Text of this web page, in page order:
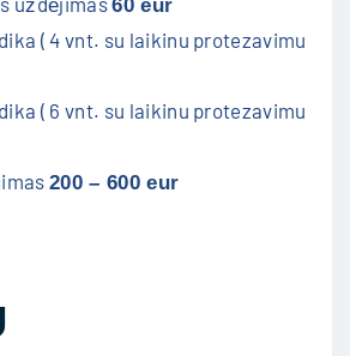
60 eur
( 4 vnt. su laikinu protezavimu
( 6 vnt. su laikinu protezavimu
200 – 600 eur